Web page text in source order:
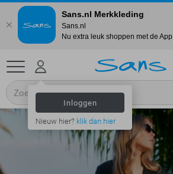
Inloggen
Nieuw hier? klik dan hier
Sans.nl Merkkleding
Sans.nl
Nu extra leuk shoppen met de App.